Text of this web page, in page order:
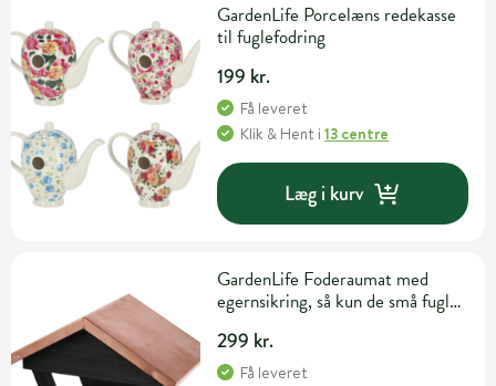
GardenLife Porcelæns redekasse
til fuglefodring
199 kr.
Få leveret
Klik & Hent i13 centre
Læg i kurv
GardenLife Foderaumat med
egernsikring, så kun de små fugle
299 kr.
Få leveret